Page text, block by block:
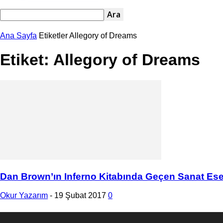
Ana Sayfa EtiketlerAllegory of Dreams
Etiket: Allegory of Dreams
Dan Brown’ın Inferno Kitabında Geçen Sanat
Okur Yazarım - 19 Şubat 2017 0